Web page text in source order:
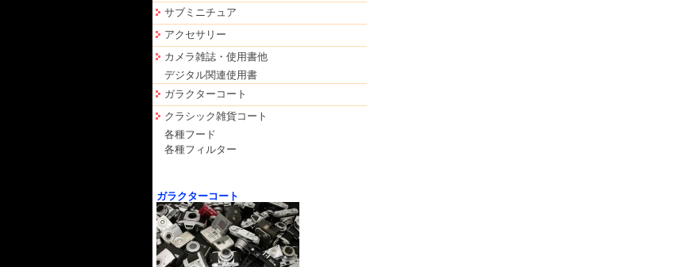
サブミニチュア
アクセサリー
カメラ雑誌・使用書他
デジタル関連使用書
ガラクターコート
クラシック雑貨コート
各種フード
各種フィルター
ガラクターコート